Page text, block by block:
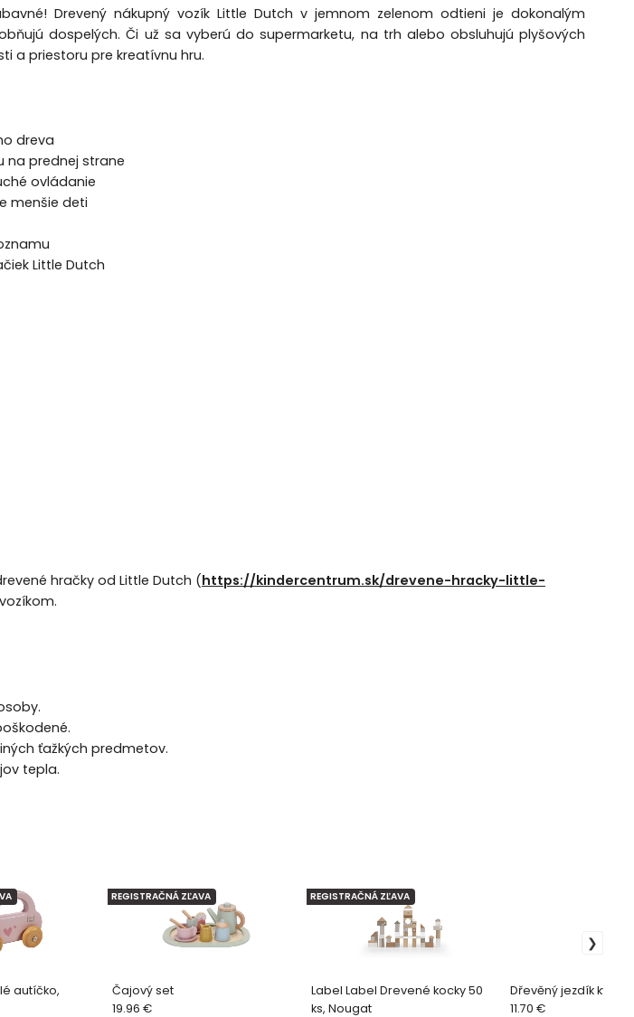
Drevený nákupný vozík Little Dutch v jemnom zelenom odtieni je dokonalým
dospelých. Či už sa vyberú do supermarketu, na trh alebo obsluhujú plyšových
a priestoru pre kreatívnu hru.
dreva
na prednej strane
ovládanie
menšie deti
Little Dutch
hračky od Little Dutch (https://kindercentrum.sk/drevene-hracky-little-
ťažkých predmetov.
tepla.
autíčko,
Čajový set
REGISTRAČNÁ ZĽAVA
19.96 €
Label Label Drevené kocky 50
ks, Nougat
REGISTRAČNÁ ZĽAVA
Dřevěný jezdík
11.70 €